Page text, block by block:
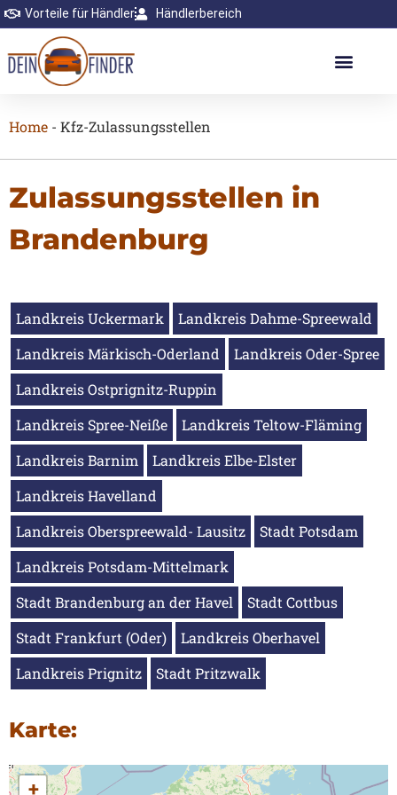
Vorteile für Händler Händlerbereich
Home - Kfz-Zulassungsstellen
Zulassungsstellen in
Brandenburg
Landkreis Uckermark
Landkreis Dahme-Spreewald
Landkreis Märkisch-Oderland
Landkreis Oder-Spree
Landkreis Ostprignitz-Ruppin
Landkreis Spree-Neiße
Landkreis Teltow-Fläming
Landkreis Barnim
Landkreis Elbe-Elster
Landkreis Havelland
Landkreis Oberspreewald- Lausitz
Stadt Potsdam
Landkreis Potsdam-Mittelmark
Stadt Brandenburg an der Havel
Stadt Cottbus
Stadt Frankfurt (Oder)
Landkreis Oberhavel
Landkreis Prignitz
Stadt Pritzwalk
Karte:
+